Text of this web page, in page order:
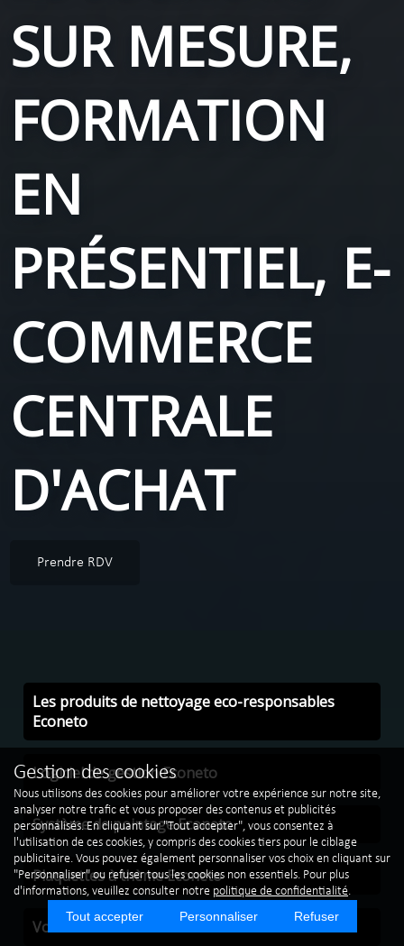
Gestion des cookies
Nous utilisons des cookies pour améliorer votre expérience sur notre site,
analyser notre trafic et vous proposer des contenus et publicités
personnalisés. En cliquant sur "Tout accepter", vous consentez à
l'utilisation de ces cookies, y compris des cookies tiers pour le ciblage
publicitaire. Vous pouvez également personnaliser vos choix en cliquant sur
"Personnaliser" ou refuser tous les cookies non essentiels. Pour plus
d'informations, veuillez consulter notre politique de confidentialité.
Tout accepter Personnaliser Refuser
SUR MESURE,
FORMATION
EN
PRÉSENTIEL, E-
COMMERCE
CENTRALE
D'ACHAT
Prendre RDV
Les produits de nettoyage eco-responsables
Econeto
Logiciel de gestion Econeto
Système de pointage Econeto
Plaquettes à thème Econeto
Vos véhicules de société